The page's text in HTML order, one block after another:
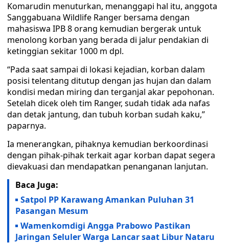
Komarudin menuturkan, menanggapi hal itu, anggota
Sanggabuana Wildlife Ranger bersama dengan
mahasiswa IPB 8 orang kemudian bergerak untuk
menolong korban yang berada di jalur pendakian di
ketinggian sekitar 1000 m dpl.
“Pada saat sampai di lokasi kejadian, korban dalam
posisi telentang ditutup dengan jas hujan dan dalam
kondisi medan miring dan terganjal akar pepohonan.
Setelah dicek oleh tim Ranger, sudah tidak ada nafas
dan detak jantung, dan tubuh korban sudah kaku,”
paparnya.
Ia menerangkan, pihaknya kemudian berkoordinasi
dengan pihak-pihak terkait agar korban dapat segera
dievakuasi dan mendapatkan penanganan lanjutan.
Baca Juga:
Satpol PP Karawang Amankan Puluhan 31
Pasangan Mesum
Wamenkomdigi Angga Prabowo Pastikan
Jaringan Seluler Warga Lancar saat Libur Nataru